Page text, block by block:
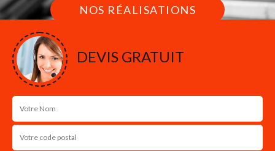
NOS RÉALISATIONS
DEVIS GRATUIT